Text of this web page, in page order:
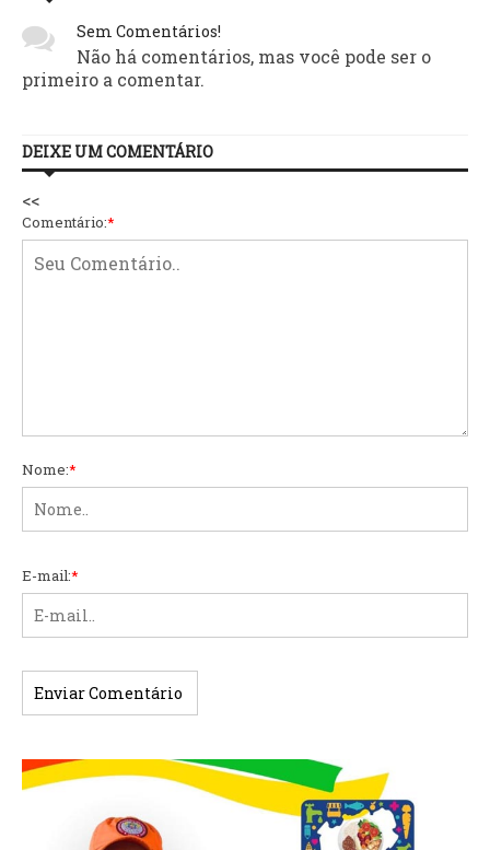
Sem Comentários!
Não há comentários, mas você pode ser o
primeiro a comentar.
DEIXE UM COMENTÁRIO
<<
Comentário:*
Nome:*
E-mail:*